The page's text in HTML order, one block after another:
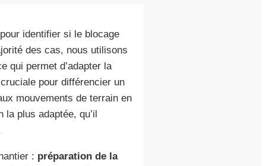
identifier si le blocage
des cas, nous utilisons
qui permet d’adapter la
pour différencier un
mouvements de terrain en
plus adaptée, qu’il
: préparation de la